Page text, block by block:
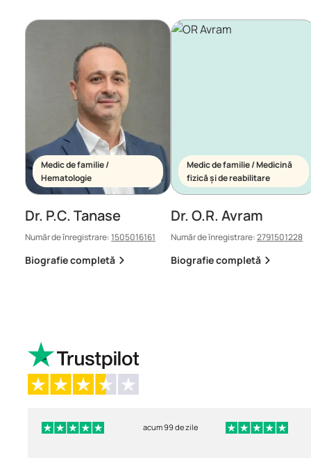
Medic de familie /
Hematologie
Dr. P.C. Tanase
Număr de înregistrare:1505016161
Biografie completă
Medic de familie / Medicină
fizică și de reabilitare
Dr. O.R. Avram
Număr de înregistrare:2791501228
Biografie completă
acum 99 de zile